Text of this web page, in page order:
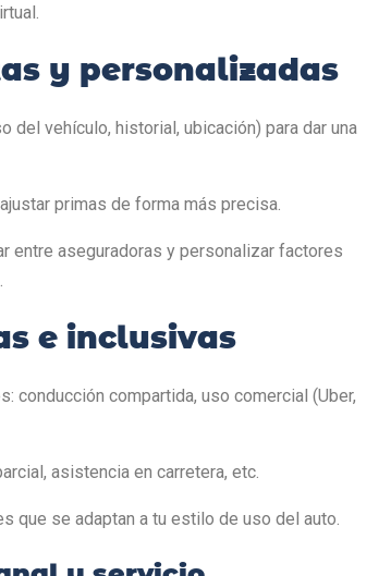
y personalizadas
vehículo, historial, ubicación) para dar una
primas de forma más precisa.
entre aseguradoras y personalizar factores
e inclusivas
conducción compartida, uso comercial (Uber,
asistencia en carretera, etc.
que se adaptan a tu estilo de uso del auto.